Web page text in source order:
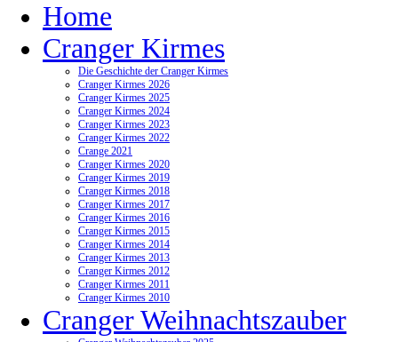
Home
Cranger Kirmes
Die Geschichte der Cranger Kirmes
Cranger Kirmes 2026
Cranger Kirmes 2025
Cranger Kirmes 2024
Cranger Kirmes 2023
Cranger Kirmes 2022
Crange 2021
Cranger Kirmes 2020
Cranger Kirmes 2019
Cranger Kirmes 2018
Cranger Kirmes 2017
Cranger Kirmes 2016
Cranger Kirmes 2015
Cranger Kirmes 2014
Cranger Kirmes 2013
Cranger Kirmes 2012
Cranger Kirmes 2011
Cranger Kirmes 2010
Cranger Weihnachtszauber